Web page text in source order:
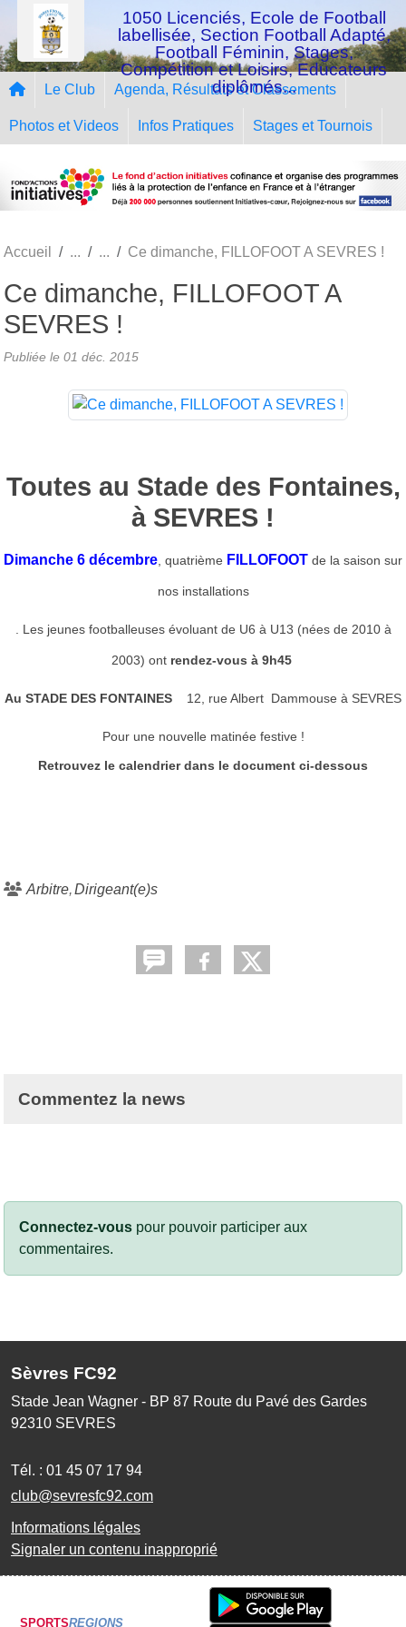
1050 Licenciés, Ecole de Football
labellisée, Section Football Adapté,
Football Féminin, Stages,
Compétition et Loisirs, Educateurs
diplômés...
Le Club Agenda, Résultats et Classements
Photos et Videos Infos Pratiques Stages et Tournois
Accueil Ce dimanche, FILLOFOOT A SEVRES !
Ce dimanche, FILLOFOOT A
SEVRES !
Publiée le 01 déc. 2015
Toutes au Stade des Fontaines,
à SEVRES !
Dimanche 6 décembre , quatrième FILLOFOOT de la saison sur
nos installations
. Les jeunes footballeuses évoluant de U6 à U13 (nées de 2010 à
2003) ont rendez-vous à 9h45
Au STADE DES FONTAINES 12, rue Albert Dammouse à SEVRES
Pour une nouvelle matinée festive !
Retrouvez le calendrier dans le document ci-dessous
Arbitre Dirigeant(e)s
Commentez la news
Connectez-vous pour pouvoir participer aux
commentaires.
Sèvres FC92
Stade Jean Wagner - BP 87 Route du Pavé des Gardes
92310 SEVRES
Tél. : 01 45 07 17 94
club@sevresfc92.com
Informations légales
Signaler un contenu inapproprié
SPORTSREGIONS
Panneau de gestion des cookies